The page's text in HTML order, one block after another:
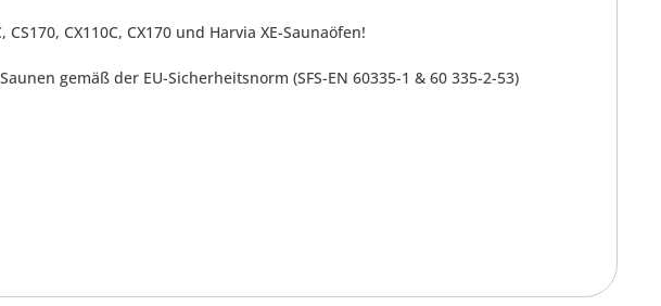
CX110C, CX170 und Harvia XE-Saunaöfen!
gemäß der EU-Sicherheitsnorm (SFS-EN 60335-1 & 60 335-2-53)